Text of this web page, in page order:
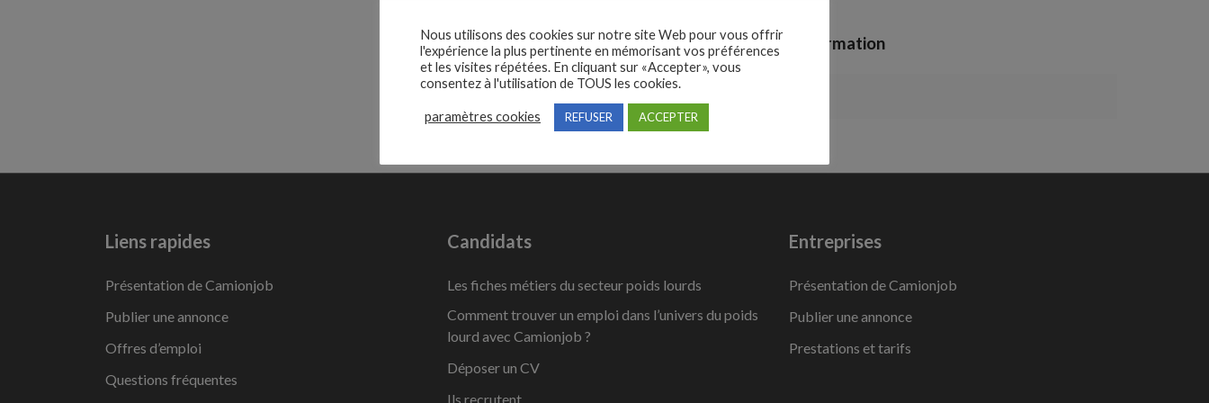
Information
Liens rapides
Présentation de Camionjob
Publier une annonce
Offres d’emploi
Questions fréquentes
Candidats
Les fiches métiers du secteur poids lourds
Comment trouver un emploi dans l’univers du poids
lourd avec Camionjob ?
Déposer un CV
Ils recrutent
Entreprises
Présentation de Camionjob
Publier une annonce
Prestations et tarifs
Nous utilisons des cookies sur notre site Web pour vous offrir
l'expérience la plus pertinente en mémorisant vos préférences
et les visites répétées. En cliquant sur «Accepter», vous
consentez à l'utilisation de TOUS les cookies.
paramètres cookies REFUSER ACCEPTER